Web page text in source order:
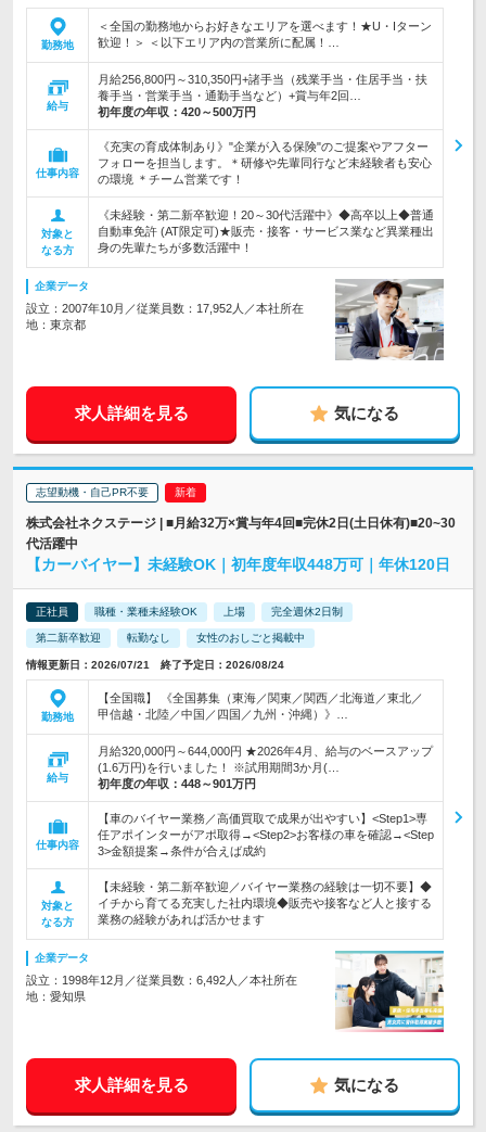
勤務地
＜全国の勤務地からお好きなエリアを選べます！★U・Iターン
歓迎！＞ ＜以下エリア内の営業所に配属！…
給与
月給256,800円～310,350円+諸手当（残業手当・住居手当・扶
養手当・営業手当・通勤手当など）+賞与年2回…
初年度の年収： 420～500万円
仕事内容
《充実の育成体制あり》"企業が入る保険"のご提案やアフター
フォローを担当します。＊研修や先輩同行など未経験者も安心
の環境 ＊チーム営業です！
対象と
なる方
《未経験・第二新卒歓迎！20～30代活躍中》◆高卒以上◆普通
自動車免許 (AT限定可)★販売・接客・サービス業など異業種出
身の先輩たちが多数活躍中！
企業データ
設立：2007年10月／従業員数：17,952人／本社所在
地：東京都
求人詳細を見る 気になる
志望動機・自己PR不要
株式会社ネクステージ | ■月給32万×賞与年4回■完休2日(土日休有)■20~30
代活躍中
【カーバイヤー】未経験OK｜初年度年収448万可｜年休120日
正社員 職種・業種未経験OK 上場 完全週休2日制
第二新卒歓迎 転勤なし 女性のおしごと掲載中
情報更新日：2026/07/21 終了予定日：2026/08/24
勤務地
【全国職】 《全国募集（東海／関東／関西／北海道／東北／
甲信越・北陸／中国／四国／九州・沖縄）》…
給与
月給320,000円～644,000円 ★2026年4月、給与のベースアップ
(1.6万円)を行いました！ ※試用期間3か月(…
初年度の年収： 448～901万円
仕事内容
【車のバイヤー業務／高価買取で成果が出やすい】<Step1>専
任アポインターがアポ取得→<Step2>お客様の車を確認→<Step
3>金額提案→条件が合えば成約
対象と
なる方
【未経験・第二新卒歓迎／バイヤー業務の経験は一切不要】◆
イチから育てる充実した社内環境◆販売や接客など人と接する
業務の経験があれば活かせます
企業データ
設立：1998年12月／従業員数：6,492人／本社所在
地：愛知県
求人詳細を見る 気になる